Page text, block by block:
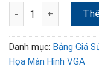
Thay IC nguồn Vga
Danh mục: Bảng Giá
Họa Màn Hình VGA